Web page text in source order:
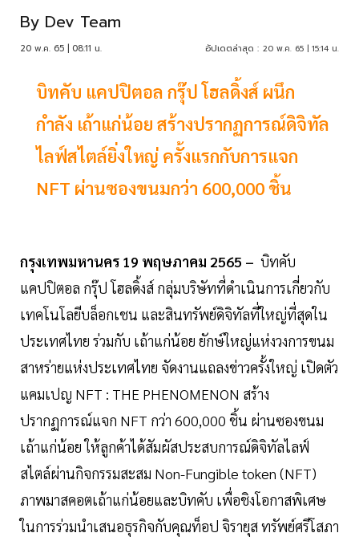
By Dev Team
20 พ.ค. 65 | 08:11 น. อัปเดตล่าสุด : 20 พ.ค. 65 | 15:14 น.
บิทคับ แคปปิตอล กรุ๊ป โฮลดิ้งส์ ผนึก
กำลัง เถ้าแก่น้อย สร้างปรากฏการณ์ดิจิทัล
ไลฟ์สไตล์ยิ่งใหญ่ ครั้งแรกกับการแจก
NFT ผ่านซองขนมกว่า 600,000 ชิ้น
กรุงเทพมหานคร 19 พฤษภาคม 2565 – บิทคับ
แคปปิตอล กรุ๊ป โฮลดิ้งส์ กลุ่มบริษัทที่ดำเนินการเกี่ยวกับ
เทคโนโลยีบล็อกเชน และสินทรัพย์ดิจิทัลที่ใหญ่ที่สุดใน
ประเทศไทย ร่วมกับ เถ้าแก่น้อย ยักษ์ใหญ่แห่งวงการขนม
สาหร่ายแห่งประเทศไทย จัดงานแถลงข่าวครั้งใหญ่ เปิดตัว
แคมเปญ NFT : THE PHENOMENON สร้าง
ปรากฏการณ์แจก NFT กว่า 600,000 ชิ้น ผ่านซองขนม
เถ้าแก่น้อย ให้ลูกค้าได้สัมผัสประสบการณ์ดิจิทัลไลฟ์
สไตล์ผ่านกิจกรรมสะสม Non-Fungible token (NFT)
ภาพมาสคอตเถ้าแก่น้อยและบิทคับ เพื่อชิงโอกาสพิเศษ
ในการร่วมนำเสนอธุรกิจกับคุณท็อป จิรายุส ทรัพย์ศรีโสภา